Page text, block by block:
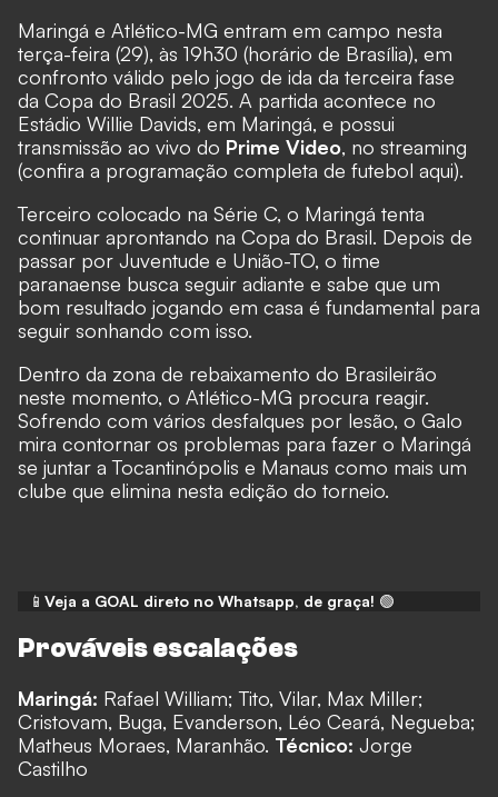
Maringá e Atlético-MG entram em campo nesta
terça-feira (29), às 19h30 (horário de Brasília), em
confronto válido pelo jogo de ida da terceira fase
da Copa do Brasil 2025. A partida acontece no
Estádio Willie Davids, em Maringá, e possui
transmissão ao vivo do Prime Video, no streaming
(confira a programação completa de futebol aqui).
Terceiro colocado na Série C, o Maringá tenta
continuar aprontando na Copa do Brasil. Depois de
passar por Juventude e União-TO, o time
paranaense busca seguir adiante e sabe que um
bom resultado jogando em casa é fundamental para
seguir sonhando com isso.
Dentro da zona de rebaixamento do Brasileirão
neste momento, o Atlético-MG procura reagir.
Sofrendo com vários desfalques por lesão, o Galo
mira contornar os problemas para fazer o Maringá
se juntar a Tocantinópolis e Manaus como mais um
clube que elimina nesta edição do torneio.
📱 Veja a GOAL direto no Whatsapp, de graça! 🟢
Prováveis escalações
Maringá: Rafael William; Tito, Vilar, Max Miller;
Cristovam, Buga, Evanderson, Léo Ceará, Negueba;
Matheus Moraes, Maranhão. Técnico: Jorge
Castilho